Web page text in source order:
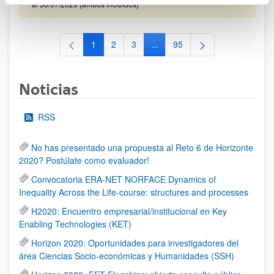
al 30/07/2026 (ambos incluídos)
Página
1 Página
2 Página
3 ...Páginas intermedias Use TAB
Página
95
Noticias
RSS
No has presentado una propuesta al Reto 6 de Horizonte
2020? Postúlate como evaluador!
Convocatoria ERA-NET NORFACE Dynamics of
Inequality Across the Life-course: structures and processes
H2020: Encuentro empresarial/institucional en Key
Enabling Technologies (KET)
Horizon 2020: Oportunidades para investigadores del
área Ciencias Socio-económicas y Humanidades (SSH)